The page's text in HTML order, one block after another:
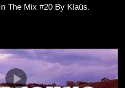
The Mix #20 By Klaüs.